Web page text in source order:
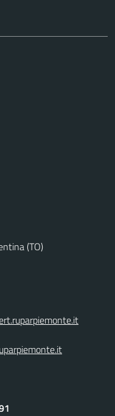
(TO)